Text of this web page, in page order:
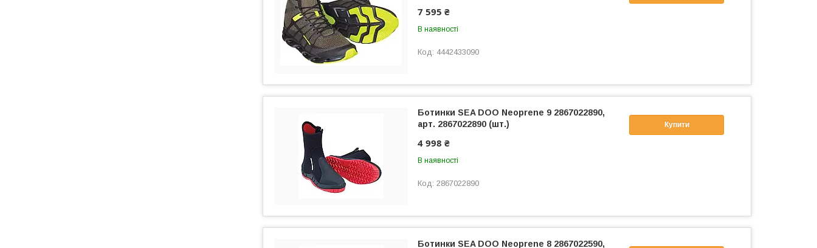
7 595 ₴
В наявності
4442433090
Купити
Ботинки SEA DOO Neoprene 9 2867022890,
арт. 2867022890 (шт.)
4 998 ₴
В наявності
2867022890
Ботинки SEA DOO Neoprene 8 2867022590,